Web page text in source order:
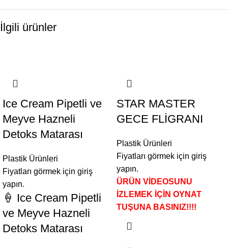
İlgili ürünler
Ice Cream Pipetli ve
Meyve Hazneli
Detoks Matarası
Plastik Ürünleri
Fiyatları görmek için giriş
yapın.
🍦 Ice Cream Pipetli
ve Meyve Hazneli
Detoks Matarası
STAR MASTER
GECE FLİGRANI
Plastik Ürünleri
Fiyatları görmek için giriş
yapın.
ÜRÜN VİDEOSUNU
İZLEMEK İÇİN OYNAT
TUŞUNA BASINIZ!!!!